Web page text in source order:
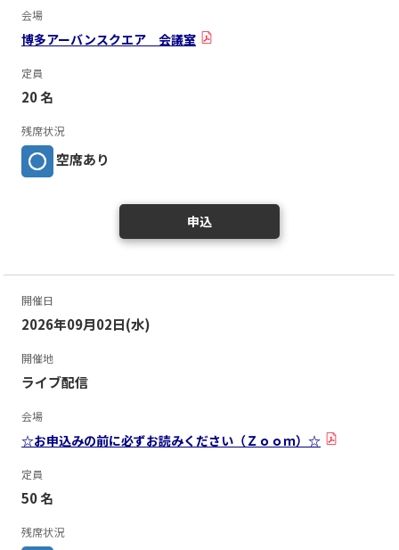
会場
博多アーバンスクエア 会議室
定員
20 名
残席状況
空席あり
申込
開催日
2026年09月02日(水)
開催地
ライブ配信
会場
☆お申込みの前に必ずお読みください（Ｚｏｏｍ）☆
定員
50 名
残席状況